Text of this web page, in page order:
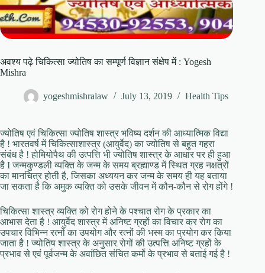
अवश्य पढ़े चिकित्सा ज्योतिष का सम्पूर्ण विज्ञान संक्षेप में : Yogesh
Mishra
yogeshmishralaw July 13, 2019 Health Tips
ज्योतिष एवं चिकित्सा ज्योतिष शास्त्र भविष्य दर्शन की आध्यात्मिक विद्या
है ! भारतवर्ष में चिकित्साशास्त्र (आयुर्वेद) का ज्योतिष से बहुत गहरा
संबंध है ! होमियोपैथ की उत्पत्ति भी ज्योतिष शास्त्र के आधार पर ही हुआ
है I जन्मकुण्डली व्यक्ति के जन्म के समय ब्रह्माण्ड में स्थित ग्रह नक्षत्रों
का मानचित्र होती है, जिसका अध्ययन कर जन्म के समय ही यह बताया
जा सकता है कि अमुक व्यक्ति को उसके जीवन में कौन-कौन से रोग होंगे !
चिकित्सा शास्त्र व्यक्ति को रोग होने के पश्चात रोग के प्रकार का
आभास देता है ! आयुर्वेद शास्त्र में अनिष्ट ग्रहों का विचार कर रोग का
उपचार विभिन्न रत्नों का उपयोग और रत्नों की भस्म का प्रयोग कर किया
जाता है ! ज्योतिष शास्त्र के अनुसार रोगों की उत्पत्ति अनिष्ट ग्रहों के
प्रभाव से एवं पूर्वजन्म के अवांछित संचित कर्मो के प्रभाव से बताई गई है !